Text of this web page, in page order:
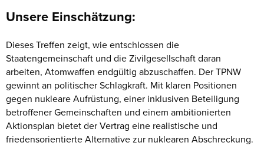
Unsere Einschätzung:
Dieses Treffen zeigt, wie entschlossen die
Staatengemeinschaft und die Zivilgesellschaft daran
arbeiten, Atomwaffen endgültig abzuschaffen. Der TPNW
gewinnt an politischer Schlagkraft. Mit klaren Positionen
gegen nukleare Aufrüstung, einer inklusiven Beteiligung
betroffener Gemeinschaften und einem ambitionierten
Aktionsplan bietet der Vertrag eine realistische und
friedensorientierte Alternative zur nuklearen Abschreckung.